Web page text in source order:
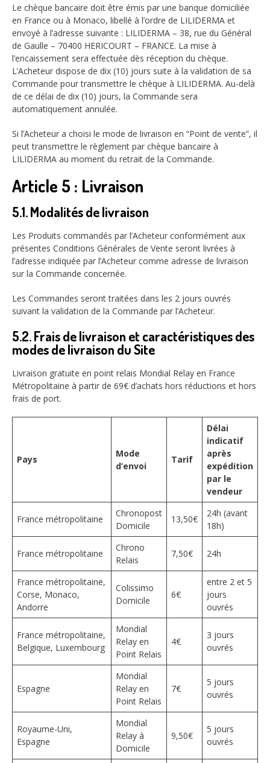
Le chèque bancaire doit être émis par une banque domiciliée
en France ou à Monaco, libellé à l’ordre de LILIDERMA et
envoyé à l’adresse suivante : LILIDERMA – 38, rue du Général
de Gaulle – 70400 HERICOURT – FRANCE. La mise à
l’encaissement sera effectuée dès réception du chèque.
L’Acheteur dispose de dix (10) jours suite à la validation de sa
Commande pour transmettre le chèque à LILIDERMA. Au-delà
de ce délai de dix (10) jours, la Commande sera
automatiquement annulée.
Si l’Acheteur a choisi le mode de livraison en “Point de vente”, il
peut transmettre le règlement par chèque bancaire à
LILIDERMA au moment du retrait de la Commande.
Article 5 : Livraison
5.1. Modalités de livraison
Les Produits commandés par l’Acheteur conformément aux
présentes Conditions Générales de Vente seront livrées à
l’adresse indiquée par l’Acheteur comme adresse de livraison
sur la Commande concernée.
Les Commandes seront traitées dans les 2 jours ouvrés
suivant la validation de la Commande par l’Acheteur.
5.2. Frais de livraison et caractéristiques des
modes de livraison du Site
Livraison gratuite en point relais Mondial Relay en France
Métropolitaine à partir de 69€ d’achats hors réductions et hors
frais de port.
Pays
Mode
d’envoi
Tarif
Délai
indicatif
après
expédition
par le
vendeur
France métropolitaine
Chronopost
Domicile
13,50€
24h (avant
18h)
France métropolitaine
Chrono
Relais
7,50€ 24h
France métropolitaine,
Corse, Monaco,
Andorre
Colissimo
Domicile
6€
entre 2 et 5
jours
ouvrés
France métropolitaine,
Belgique, Luxembourg
Mondial
Relay en
Point Relais
4€
3 jours
ouvrés
Espagne
Mondial
Relay en
Point Relais
7€
5 jours
ouvrés
Royaume-Uni,
Espagne
Mondial
Relay à
Domicile
9,50€
5 jours
ouvrés